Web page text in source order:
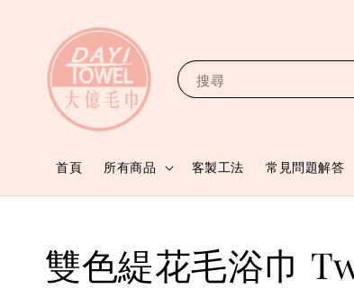
搜尋
首頁 所有商品 客製工法 常見問題解答
雙色緹花毛浴巾